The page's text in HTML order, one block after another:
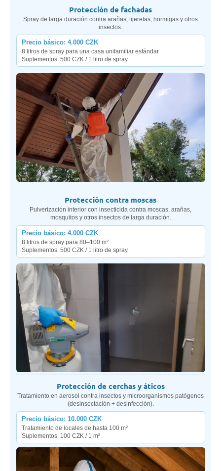
Protección de fachadas
Spray de larga duración contra arañas, tijeretas, hormigas y otros
insectos.
Precio básico: 4.000 CZK
8 litros de spray para una casa unifamiliar estándar
Suplementos: 500 CZK / 1 litro de spray
Protección contra moscas
Pulverización interior con insecticida contra moscas, arañas,
mosquitos y otros insectos de larga duración.
Precio básico: 4.000 CZK
8 litros de spray para 80–100 m²
Suplementos: 500 CZK / 1 litro de spray
Protección de cerchas y áticos
Tratamiento en aerosol contra insectos y microorganismos patógenos
(desinsectación + desinfección).
Precio básico: 10.000 CZK
Tratamiento de locales de hasta 100 m²
Suplementos: 100 CZK / 1 m²